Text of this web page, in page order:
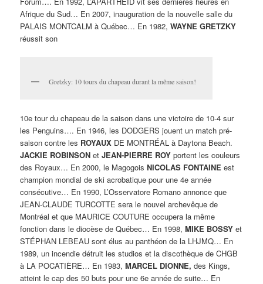
Afrique du Sud… En 2007, inauguration de la nouvelle salle du
PALAIS MONTCALM à Québec… En 1982,WAYNE GRETZKY
réussit son
Gretzky: 10 tours du chapeau durant la même saison!
10e tour du chapeau de la saison dans une victoire de 10-4 sur
les Penguins…. En 1946, les DODGERS jouent un match pré-
saison contre les ROYAUX DE MONTRÉAL à Daytona Beach.
JACKIE ROBINSON etJEAN-PIERRE ROY portent les couleurs
des Royaux… En 2000, le MagogoisNICOLAS FONTAINE est
champion mondial de ski acrobatique pour une 4e année
consécutive… En 1990, L’Osservatore Romano annonce que
JEAN-CLAUDE TURCOTTE sera le nouvel archevêque de
Montréal et que MAURICE COUTURE occupera la même
fonction dans le diocèse de Québec… En 1998,MIKE BOSSY et
STÉPHAN LEBEAU sont élus au panthéon de la LHJMQ… En
1989, un incendie détruit les studios et la discothèque de CHGB
à LA POCATIÈRE… En 1983,MARCEL DIONNE, des Kings,
atteint le cap des 50 buts pour une 6e année de suite… En